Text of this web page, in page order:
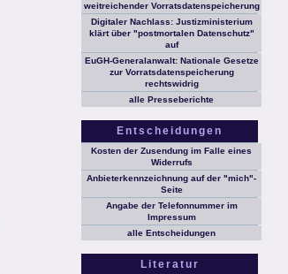
weitreichender Vorratsdatenspeicherung
Digitaler Nachlass: Justizministerium
klärt über "postmortalen Datenschutz"
auf
EuGH-Generalanwalt: Nationale Gesetze
zur Vorratsdatenspeicherung
rechtswidrig
alle Presseberichte
Entscheidungen
Kosten der Zusendung im Falle eines
Widerrufs
Anbieterkennzeichnung auf der "mich"-
Seite
Angabe der Telefonnummer im
Impressum
alle Entscheidungen
Literatur